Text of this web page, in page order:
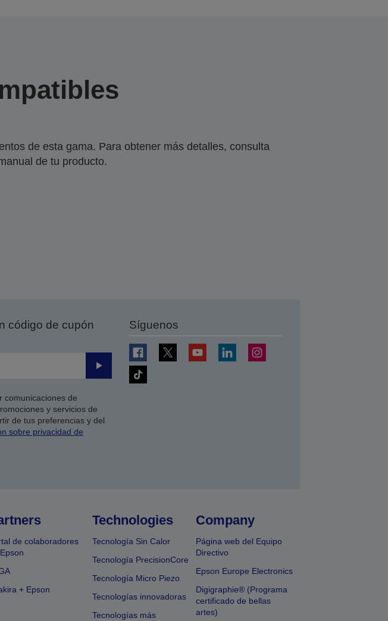
de esta gama. Para obtener más detalles, consulta
de tu producto.
código de cupón
Enviar
comunicaciones de
y servicios de
de tus preferencias y del
sobre privacidad de
Síguenos
de colaboradores
+ Epson
Technologies
Tecnología Sin Calor
Tecnología PrecisionCore
Tecnología Micro Piezo
Tecnologías innovadoras
Tecnologías más
Company
Página web del Equipo
Directivo
Epson Europe Electronics
Digigraphie® (Programa
certificado de bellas
artes)